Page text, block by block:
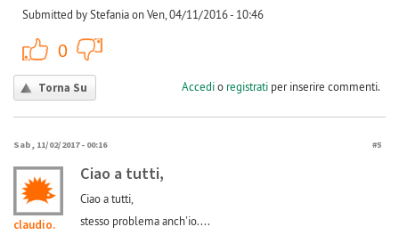
Submitted by Stefania on Ven, 04/11/2016 - 10:46
0
Torna Su Accedio registratiper inserire commenti.
Sab, 11/02/2017 - 00:16 #5
claudio.
Ciao a tutti,
Ciao a tutti,
stesso problema anch'io....